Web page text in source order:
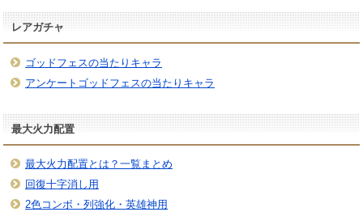
レアガチャ
ゴッドフェスの当たりキャラ
アンケートゴッドフェスの当たりキャラ
最大火力配置
最大火力配置とは？一覧まとめ
回復十字消し用
2色コンボ・列強化・英雄神用